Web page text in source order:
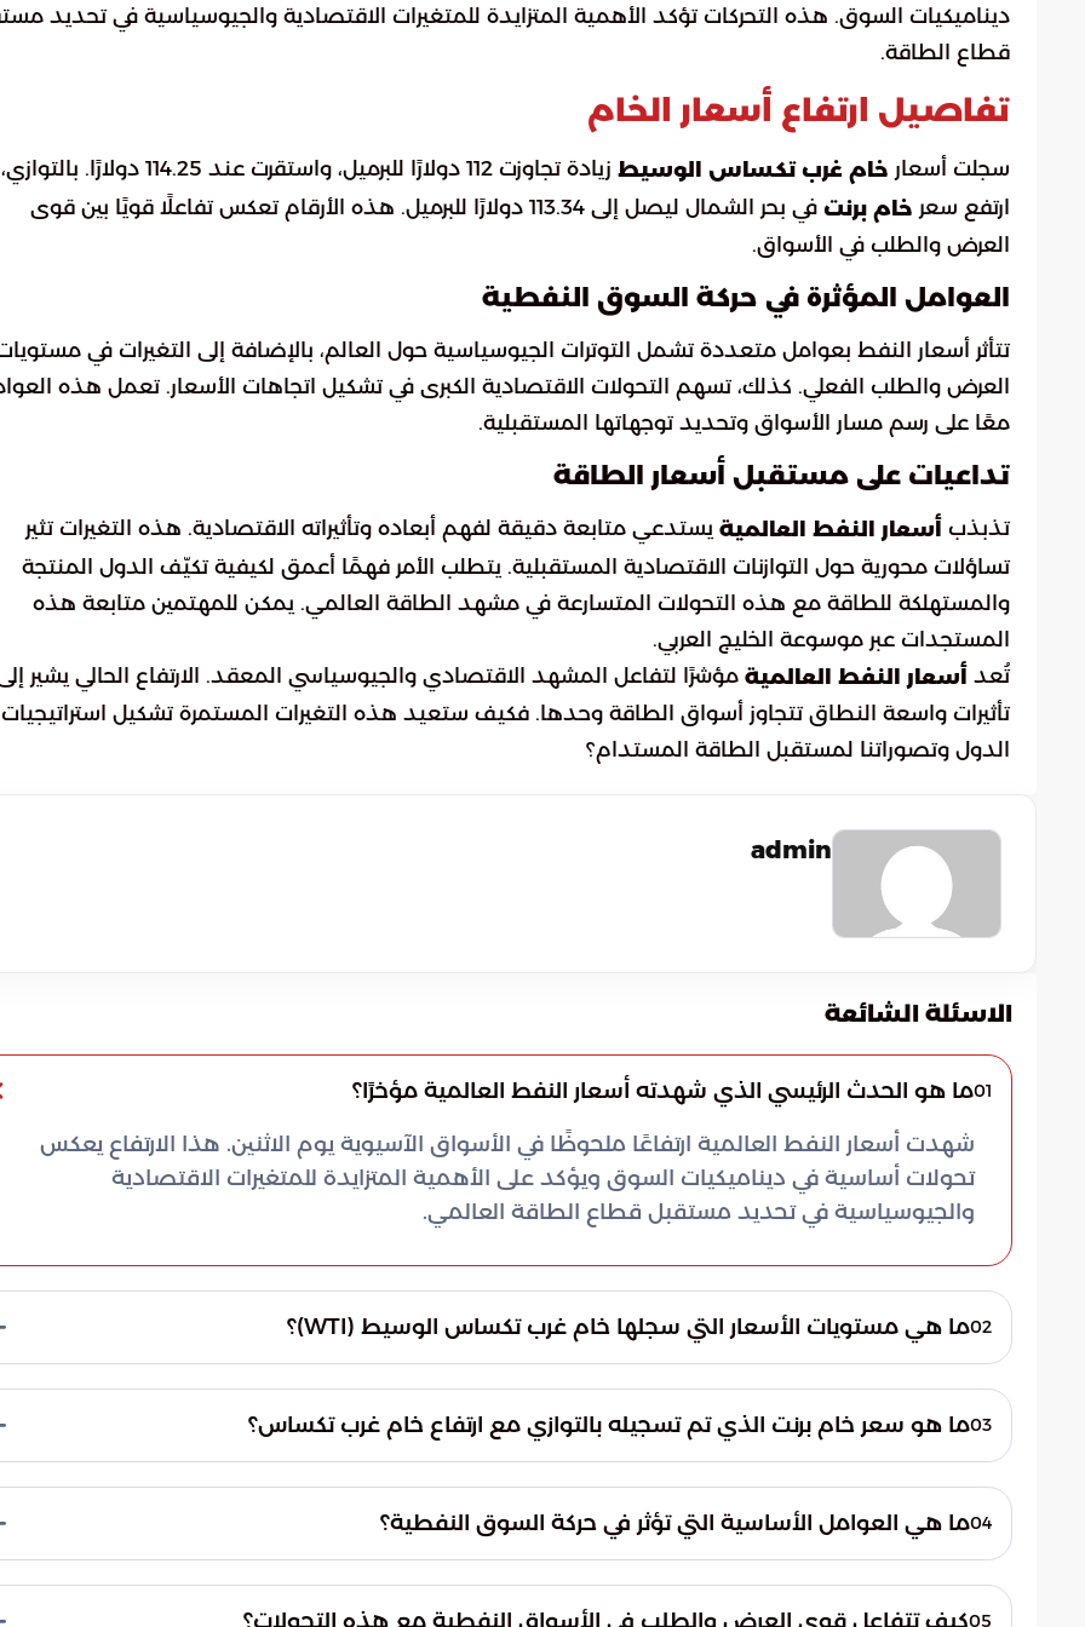
ديناميكيات السوق. هذه التحركات تؤكد الأهمية المتزايدة للمتغيرات الاقتصادية والجيوسياسية في تحديد
قطاع الطاقة.
تفاصيل ارتفاع أسعار الخام
سجلت أسعار خام غرب تكساس الوسيط
زيادة تجاوزت 112 دولارًا للبرميل، واستقرت عند 114.25 دولارًا. بالتوازي،
ارتفع سعر خام برنت
في بحر الشمال ليصل إلى 113.34 دولارًا للبرميل. هذه الأرقام تعكس تفاعلًا قويًا بين قوى
العرض والطلب في الأسواق.
العوامل المؤثرة في حركة السوق النفطية
تتأثر أسعار النفط بعوامل متعددة تشمل التوترات الجيوسياسية حول العالم، بالإضافة إلى التغيرات في
العرض والطلب الفعلي. كذلك، تسهم التحولات الاقتصادية الكبرى في تشكيل اتجاهات الأسعار. تعمل هذه
معًا على رسم مسار الأسواق وتحديد توجهاتها المستقبلية.
تداعيات على مستقبل أسعار الطاقة
تذبذب أسعار النفط العالمية يستدعي متابعة دقيقة لفهم أبعاده وتأثيراته الاقتصادية. هذه التغيرات تثير
تساؤلات محورية حول التوازنات الاقتصادية المستقبلية. يتطلب الأمر فهمًا أعمق لكيفية تكيّف الدول المنتجة
والمستهلكة للطاقة مع هذه التحولات المتسارعة في مشهد الطاقة العالمي. يمكن للمهتمين متابعة هذه
المستجدات عبر موسوعة الخليج العربي.
تُعد أسعار النفط العالمية مؤشرًا لتفاعل المشهد الاقتصادي والجيوسياسي المعقد. الارتفاع الحالي يشير
تأثيرات واسعة النطاق تتجاوز أسواق الطاقة وحدها. فكيف ستعيد هذه التغيرات المستمرة تشكيل استراتيجيات
الدول وتصوراتنا لمستقبل الطاقة المستدام؟
admin
الاسئلة الشائعة
01ما هو الحدث الرئيسي الذي شهدته أسعار النفط العالمية مؤخرًا؟
شهدت أسعار النفط العالمية ارتفاعًا ملحوظًا في الأسواق الآسيوية يوم الاثنين. هذا الارتفاع يعكس
تحولات أساسية في ديناميكيات السوق ويؤكد على الأهمية المتزايدة للمتغيرات الاقتصادية
والجيوسياسية في تحديد مستقبل قطاع الطاقة العالمي.
02ما هي مستويات الأسعار التي سجلها خام غرب تكساس الوسيط (WTI)؟
للبرميل. تعكس هذه الأرقام تفاعلًا قويًا بين قوى العرض والطلب في الأسواق العالمية، وتُشير إلى
التوترات الحالية التي تؤثر على قطاع الطاقة.
03ما هو سعر خام برنت الذي تم تسجيله بالتوازي مع ارتفاع خام غرب تكساس؟
تكساس الوسيط تُبرز الطبيعة العالمية لتأثيرات ارتفاع الأسعار، وتؤكد على الترابط بين مختلف أنواع الخام
الرئيسية في السوق.
04ما هي العوامل الأساسية التي تؤثر في حركة السوق النفطية؟
مستويات العرض والطلب الفعلي. كذلك، تسهم التحولات الاقتصادية الكبرى في تشكيل اتجاهات05كيف تتفاعل قوى العرض والطلب في الأسواق النفطية مع هذه التحولات؟